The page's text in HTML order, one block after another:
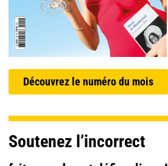
Découvrez le numéro du mois
Soutenez l’incorrect